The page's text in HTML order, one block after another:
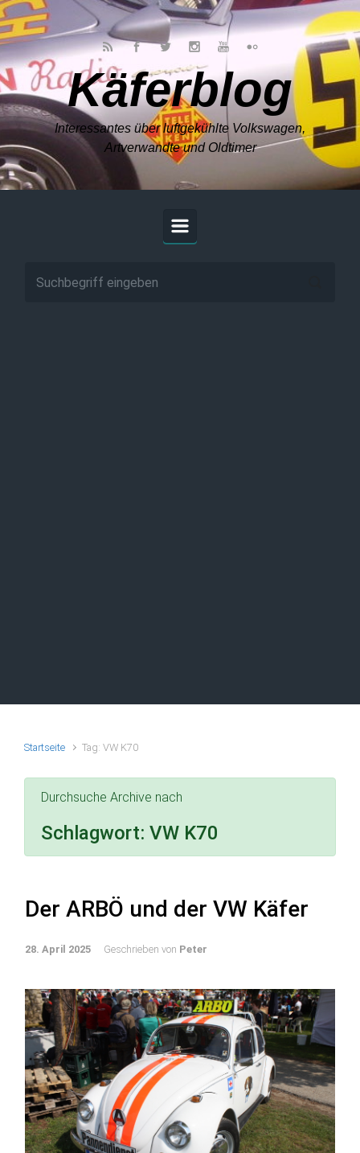
Zum Hauptinhalt springen
Käferblog
Interessantes über luftgekühlte Volkswagen,
Artverwandte und Oldtimer
Startseite Tag: VW K70
Durchsuche Archive nach
Schlagwort: VW K70
Der ARBÖ und der VW Käfer
28. April 2025 Geschrieben von Peter